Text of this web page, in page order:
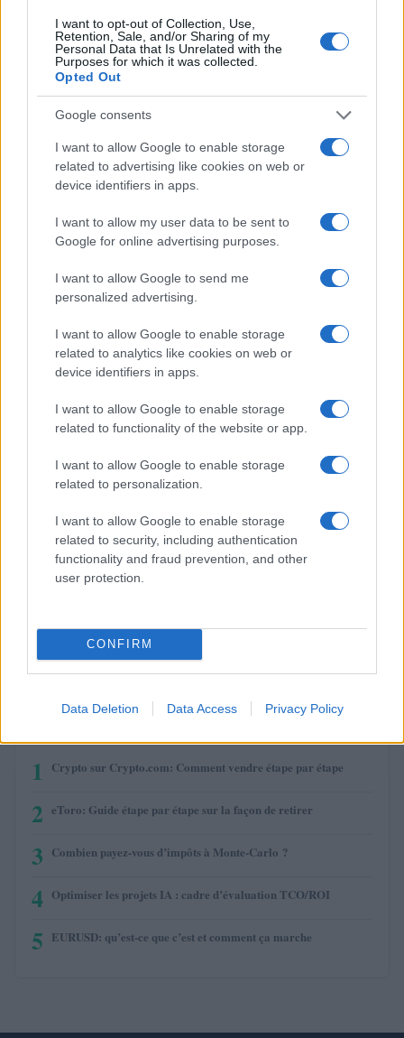
I want to opt-out of Collection, Use,
Retention, Sale, and/or Sharing of my
Personal Data that Is Unrelated with the
Purposes for which it was collected.
Opted Out
Google consents
I want to allow Google to enable storage
related to advertising like cookies on web or
device identifiers in apps.
I want to allow my user data to be sent to
Google for online advertising purposes.
I want to allow Google to send me
personalized advertising.
I want to allow Google to enable storage
related to analytics like cookies on web or
device identifiers in apps.
I want to allow Google to enable storage
related to functionality of the website or app.
I want to allow Google to enable storage
related to personalization.
I want to allow Google to enable storage
related to security, including authentication
functionality and fraud prevention, and other
user protection.
CONFIRM
Data Deletion Data Access Privacy Policy
(KBTC)
Stride Staked Injective
(STINJ)
FibSwap DEX
(FIBO)
$0.0085
EquityPay
(EQPAY)
$0.056
$64,577.00
$0.000040
Ethereum $1,908.53
(USDT)
USDEX
1 Crypto sur Crypto.com: Comment vendre étape par étape
2 eToro: Guide étape par étape sur la façon de retirer
3 Combien payez-vous d’impôts à Monte-Carlo ?
4 Optimiser les projets IA : cadre d’évaluation TCO/ROI
5 EURUSD: qu’est-ce que c’est et comment ça marche